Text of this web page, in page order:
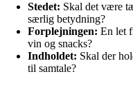
Stedet: Skal det være
særlig betydning?
Forplejningen: En let
vin og snacks?
Indholdet: Skal der
til samtale?